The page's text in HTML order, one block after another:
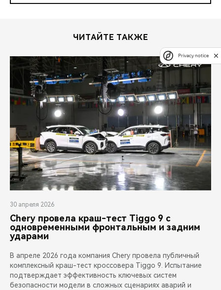
ЧИТАЙТЕ ТАКЖЕ
30 апреля 2026
Chery провела краш-тест Tiggo 9 с
одновременными фронтальным и задним
ударами
В апреле 2026 года компания Chery провела публичный
комплексный краш-тест кроссовера Tiggo 9. Испытание
подтверждает эффективность ключевых систем
безопасности модели в сложных сценариях аварий и
Privacy notice